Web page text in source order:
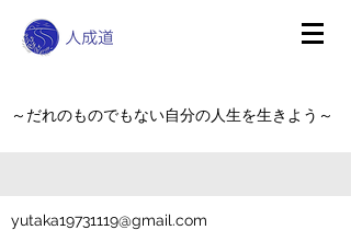
～だれのものでもない自分の人生を生きよう～
yutaka19731119@gmail.com